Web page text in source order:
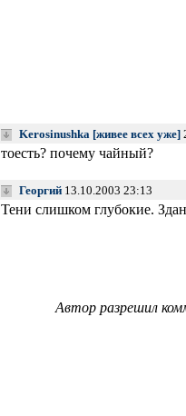
Kerosinushka [живее всех уже]
тоесть? почему чайный?
Георгий 13.10.2003 23:13
Тени слишком глубокие.
Автор разрешил